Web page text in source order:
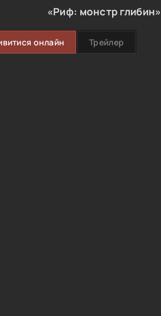
«Риф: монстр глибин»
онлайн Трейлер